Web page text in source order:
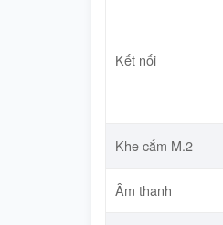
Kết nối
Khe cắm M.2
Âm thanh